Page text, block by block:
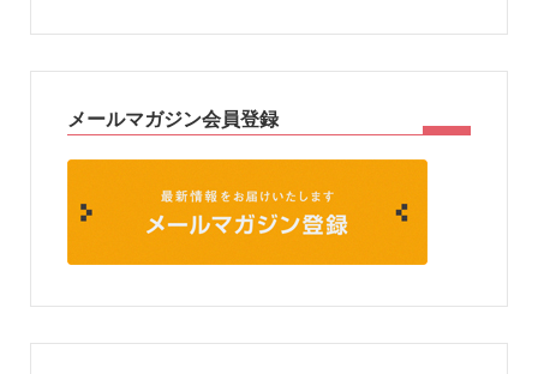
メールマガジン会員登録